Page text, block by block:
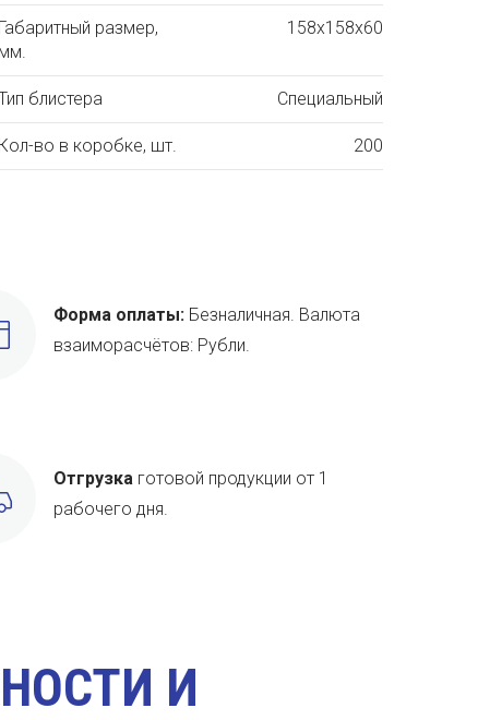
Габаритный размер,
мм.
158х158х60
блистера Специальный
Кол-во в коробке, шт. 200
Форма оплаты: Безналичная. Валюта
взаиморасчётов: Рубли.
Отгрузка готовой продукции от 1
рабочего дня.
И